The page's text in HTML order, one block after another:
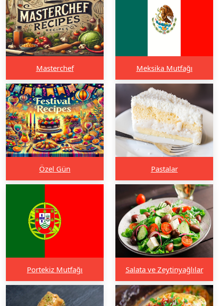
Masterchef Meksika Mutfağı
Özel Gün Pastalar
Portekiz Mutfağı Salata ve Zeytinyağlılar